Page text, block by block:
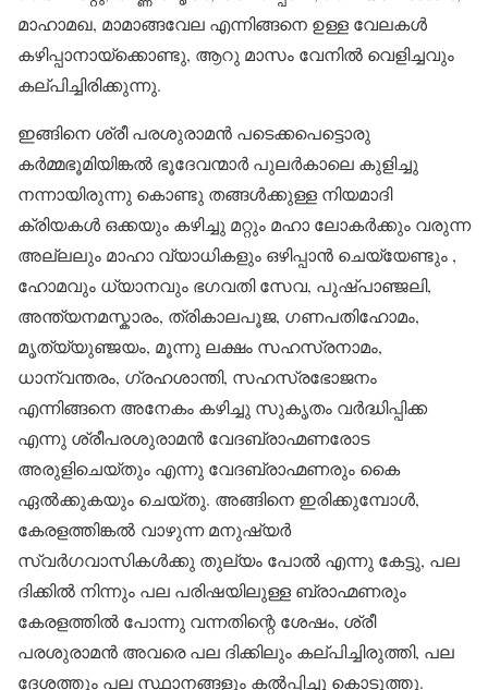
മാഹാമഖ, മാമാങ്ങവേല എന്നിങ്ങനെ ഉള്ള വേലകൾ
കഴിപ്പാനായ്ക്കൊണ്ടു, ആറു മാസം വേനിൽ വെളിച്ചവും
കല്പിച്ചിരിക്കുന്നു.
ഇങ്ങിനെ ശ്രീ പരശുരാമൻ പടെക്കപെട്ടൊരു
കർമ്മഭൂമിയിങ്കൽ ഭൂദേവന്മാർ പുലർകാലെ കുളിച്ചു
നന്നായിരുന്നു കൊണ്ടു തങ്ങൾക്കുള്ള നിയമാദി
ക്രിയകൾ ഒക്കയും കഴിച്ചു മറ്റും മഹാ ലോകർക്കും വരുന്ന
അല്ലലും മാഹാ വ്യാധികളും ഒഴിപ്പാൻ ചെയ്യേണ്ടും ,
ഹോമവും ധ്യാനവും ഭഗവതി സേവ, പുഷ്പാഞ്ജലി,
അന്ത്യനമസ്കാരം, ത്രികാലപൂജ, ഗണപതിഹോമം,
മൃത്യ്യുഞ്ജയം, മൂന്നു ലക്ഷം സഹസ്രനാമം,
ധാന്വന്തരം, ഗ്രഹശാന്തി, സഹസ്രഭോജനം
എന്നിങ്ങനെ അനേകം കഴിച്ചു സുകൃതം വർദ്ധിപ്പിക്ക
എന്നു ശ്രീപരശുരാമൻ വേദബ്രാഹ്മണരോട
അരുളിചെയ്തും എന്നു വേദബ്രാഹ്മണരും കൈ
ഏൽക്കുകയും ചെയ്തു. അങ്ങിനെ ഇരിക്കുമ്പോൾ,
കേരളത്തിങ്കൽ വാഴുന്ന മനുഷ്യർ
സ്വർഗവാസികൾക്കു തുല്യം പോൽ എന്നു കേട്ടു, പല
ദിക്കിൽ നിന്നും പല പരിഷയിലുള്ള ബ്രാഹ്മണരും
കേരളത്തിൽ പോന്നു വന്നതിന്റെ ശേഷം, ശ്രീ
പരശുരാമൻ അവരെ പല ദിക്കിലും കല്പിച്ചിരുത്തി, പല
ദേശത്തും പല സ്ഥാനങ്ങളും കൽ‌പ്പിച്ചു കൊടുത്തു.